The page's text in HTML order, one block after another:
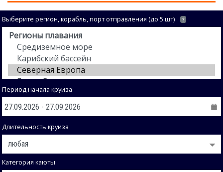
Выберите регион, корабль, порт отправления (до 5 шт) ?
Период начала круиза
Длительность круиза
Категория каюты